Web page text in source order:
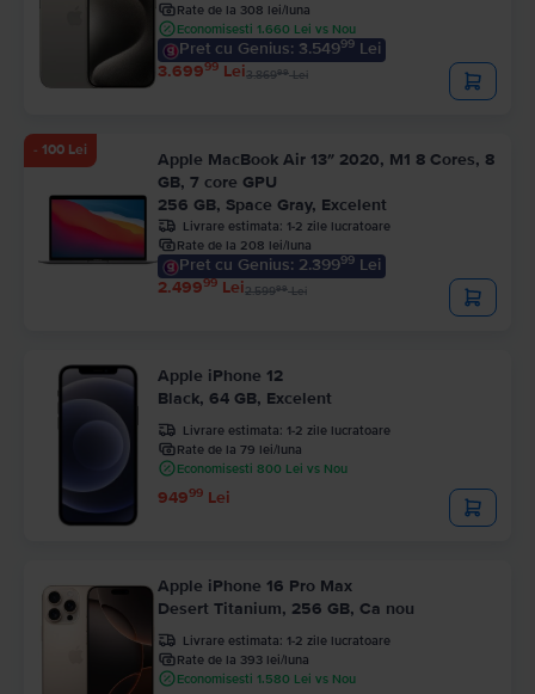
Rate de la 308 lei/luna
Economisesti 1.660 Lei vs Nou
Pret cu Genius: 3.54999 Lei
3.69999 Lei3.86999Lei
- 100 Lei
Apple MacBook Air 13″ 2020, M1 8 Cores, 8
GB, 7 core GPU
256 GB, Space Gray, Excelent
Livrare estimata: 1-2 zile lucratoare
Rate de la 208 lei/luna
Pret cu Genius: 2.39999 Lei
2.49999 Lei2.59999Lei
Apple iPhone 12
Black, 64 GB, Excelent
Livrare estimata: 1-2 zile lucratoare
Rate de la 79 lei/luna
Economisesti 800 Lei vs Nou
94999 Lei
Apple iPhone 16 Pro Max
Desert Titanium, 256 GB, Ca nou
Livrare estimata: 1-2 zile lucratoare
Rate de la 393 lei/luna
Economisesti 1.580 Lei vs Nou